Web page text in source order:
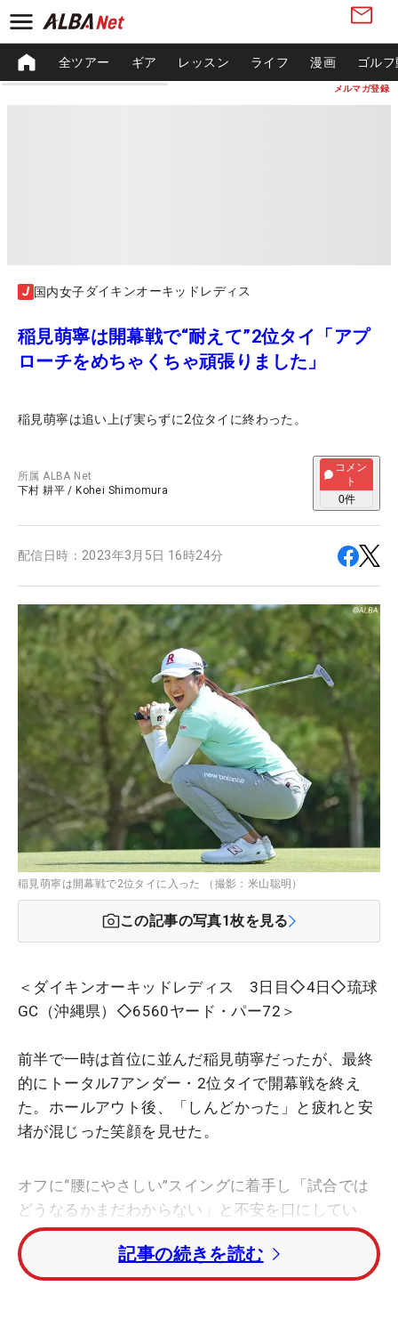
メルマガ登録
全ツアー ギア レッスン ライフ 漫画 ゴル
国内女子ダイキンオーキッドレディス
稲見萌寧は開幕戦で“耐えて”2位タイ「アプ
ローチをめちゃくちゃ頑張りました」
稲見萌寧は追い上げ実らずに2位タイに終わった。
所属ALBA Net
下村 耕平 / Kohei Shimomura
コメン
ト
0件
配信日時： 2023年3月5日 16時24分
稲見萌寧は開幕戦で2位タイに入った （撮影：米山聡明）
この記事の写真1枚を見る
＜ダイキンオーキッドレディス 3日目◇4日◇琉球
GC（沖縄県）◇6560ヤード・パー72＞
前半で一時は首位に並んだ稲見萌寧だったが、最終
的にトータル7アンダー・2位タイで開幕戦を終え
た。ホールアウト後、「しんどかった」と疲れと安
堵が混じった笑顔を見せた。
オフに“腰にやさしい”スイングに着手し「試合では
どうなるかまだわからない」と不安を口にしてい
た。それがふたを開けてみれば優勝争い。しかし最
終日は「アプローチをめちゃくちゃ頑張りました。
スタートホールからずっとアプローチで耐えて。も
記事の続きを読む